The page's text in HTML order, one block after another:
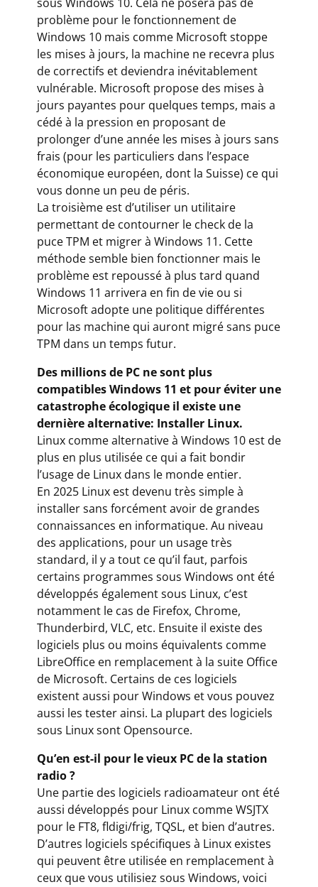
problème pour le fonctionnement de
Windows 10 mais comme Microsoft stoppe
les mises à jours, la machine ne recevra plus
de correctifs et deviendra inévitablement
vulnérable. Microsoft propose des mises à
jours payantes pour quelques temps, mais a
cédé à la pression en proposant de
prolonger d’une année les mises à jours sans
frais (pour les particuliers dans l’espace
économique européen, dont la Suisse) ce qui
vous donne un peu de péris.
La troisième est d’utiliser un utilitaire
permettant de contourner le check de la
puce TPM et migrer à Windows 11. Cette
méthode semble bien fonctionner mais le
problème est repoussé à plus tard quand
Windows 11 arrivera en fin de vie ou si
Microsoft adopte une politique différentes
pour las machine qui auront migré sans puce
TPM dans un temps futur.
Des millions de PC ne sont plus
compatibles Windows 11 et pour éviter une
catastrophe écologique il existe une
dernière alternative: Installer Linux.
Linux comme alternative à Windows 10 est de
plus en plus utilisée ce qui a fait bondir
l’usage de Linux dans le monde entier.
En 2025 Linux est devenu très simple à
installer sans forcément avoir de grandes
connaissances en informatique. Au niveau
des applications, pour un usage très
standard, il y a tout ce qu’il faut, parfois
certains programmes sous Windows ont été
développés également sous Linux, c’est
notamment le cas de Firefox, Chrome,
Thunderbird, VLC, etc. Ensuite il existe des
logiciels plus ou moins équivalents comme
LibreOffice en remplacement à la suite Office
de Microsoft. Certains de ces logiciels
existent aussi pour Windows et vous pouvez
aussi les tester ainsi. La plupart des logiciels
sous Linux sont Opensource.
Qu’en est-il pour le vieux PC de la station
radio ?
Une partie des logiciels radioamateur ont été
aussi développés pour Linux comme WSJTX
pour le FT8, fldigi/frig, TQSL, et bien d’autres.
D’autres logiciels spécifiques à Linux existes
qui peuvent être utilisée en remplacement à
ceux que vous utilisiez sous Windows, voici